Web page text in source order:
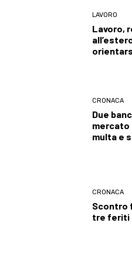
LAVORO
Lavoro,
CRONACA
Due
mercato
multa e
CRONACA
Scontro
tre feriti